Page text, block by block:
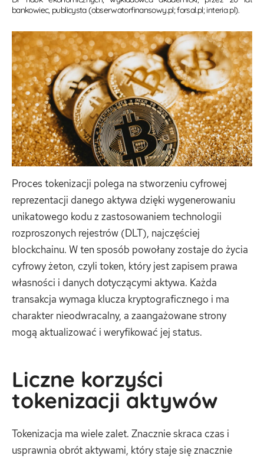
bankowiec, publicysta (obserwatorfinansowy.pl; forsal.pl; interia pl).
Proces tokenizacji polega na stworzeniu cyfrowej
reprezentacji danego aktywa dzięki wygenerowaniu
unikatowego kodu z zastosowaniem technologii
rozproszonych rejestrów (DLT), najczęściej
blockchainu. W ten sposób powołany zostaje do życia
cyfrowy żeton, czyli token, który jest zapisem prawa
własności i danych dotyczącymi aktywa. Każda
transakcja wymaga klucza kryptograficznego i ma
charakter nieodwracalny, a zaangażowane strony
mogą aktualizować i weryfikować jej status.
Liczne korzyści
tokenizacji aktywów
Tokenizacja ma wiele zalet. Znacznie skraca czas i
usprawnia obrót aktywami, który staje się znacznie